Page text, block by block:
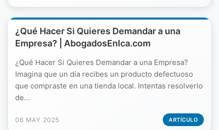
¿Qué Hacer Si Quieres Demandar a una
Empresa? | AbogadosEnIca.com
¿Qué Hacer Si Quieres Demandar a una Empresa?
Imagina que un día recibes un producto defectuoso
que compraste en una tienda local. Intentas resolverlo
de...
06 MAY 2025 ARTÍCULO